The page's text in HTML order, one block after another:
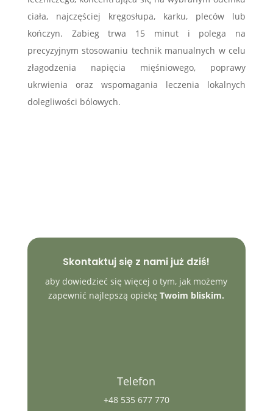
ciała, najczęściej kręgosłupa, karku, pleców lub
kończyn. Zabieg trwa 15 minut i polega na
precyzyjnym stosowaniu technik manualnych w celu
złagodzenia napięcia mięśniowego, poprawy
ukrwienia oraz wspomagania leczenia lokalnych
dolegliwości bólowych.
Skontaktuj się z nami już dziś!
aby dowiedzieć się więcej o tym, jak możemy
zapewnić najlepszą opiekę Twoim bliskim.
Telefon
+48 535 677 770